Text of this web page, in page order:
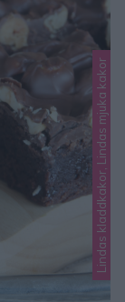
Lindas kladdkakor, Lindas mjuka kakor